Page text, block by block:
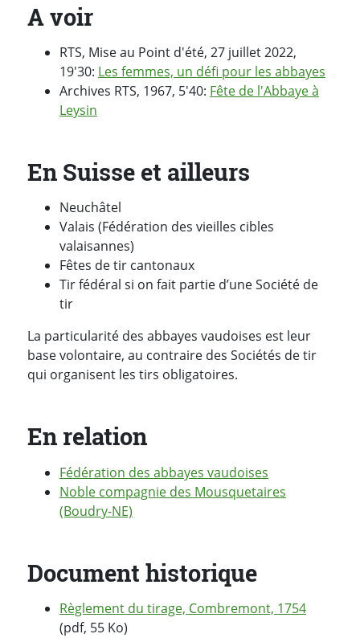
A voir
RTS, Mise au Point d'été, 27 juillet 2022,
19'30: Les femmes, un défi pour les abbayes
Archives RTS, 1967, 5'40: Fête de l'Abbaye à
Leysin
En Suisse et ailleurs
Neuchâtel
Valais (Fédération des vieilles cibles
valaisannes)
Fêtes de tir cantonaux
Tir fédéral si on fait partie d’une Société de
tir
La particularité des abbayes vaudoises est leur
base volontaire, au contraire des Sociétés de tir
qui organisent les tirs obligatoires.
En relation
Fédération des abbayes vaudoises
Noble compagnie des Mousquetaires
(Boudry-NE)
Document historique
Règlement du tirage, Combremont, 1754
(pdf, 55 Ko)